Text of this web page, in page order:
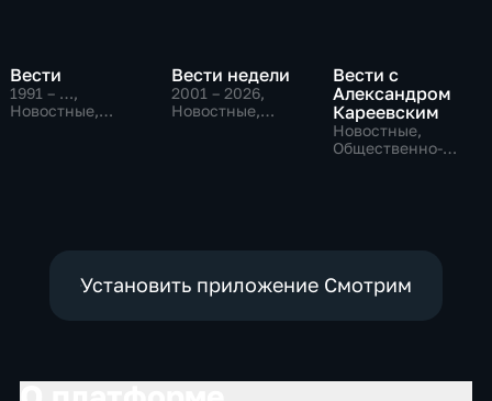
Вести
1991 – …,
Новостные,
Вести недели
2001 – 2026,
Новостные,
Вести с
Александром
Кареевским
Новостные,
Общественно-
Установить приложение Смотрим